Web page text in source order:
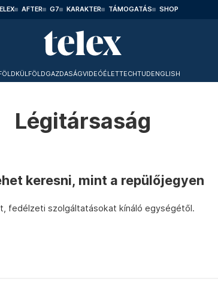
AFTER G7 KARAKTER TÁMOGATÁS SHOP
KÜLFÖLDGAZDASÁGVIDEÓÉLETTECHTUDENGLISH
Légitársaság
keresni, mint a repülőjegyen
fedélzeti szolgáltatásokat kínáló egységétől.